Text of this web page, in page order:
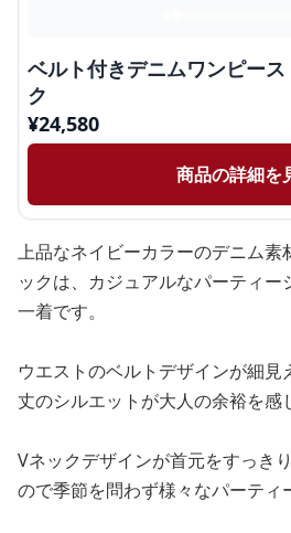
ベルト付きデニムワンピー
ク
¥24,580
商品の詳細を
上品なネイビーカラーのデニム素
ックは、カジュアルなパーティー
一着です。
ウエストのベルトデザインが細見
丈のシルエットが大人の余裕を感
Vネックデザインが首元をすっき
ので季節を問わず様々なパーティ